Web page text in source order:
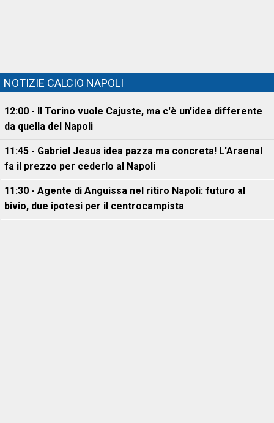
NOTIZIE CALCIO NAPOLI
12:00 - Il Torino vuole Cajuste, ma c'è un'idea differente
da quella del Napoli
11:45 - Gabriel Jesus idea pazza ma concreta! L'Arsenal
fa il prezzo per cederlo al Napoli
11:30 - Agente di Anguissa nel ritiro Napoli: futuro al
bivio, due ipotesi per il centrocampista